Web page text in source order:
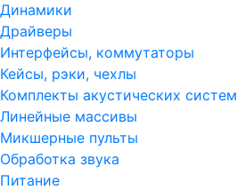
Динамики
Драйверы
Интерфейсы, коммутаторы
Кейсы, рэки, чехлы
Комплекты акустических систем
Линейные массивы
Микшерные пульты
Обработка звука
Питание